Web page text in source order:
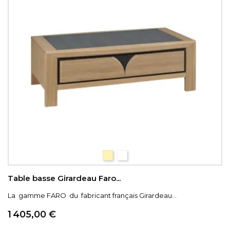
Table basse Girardeau Faro...
La gamme FARO du fabricant français Girardeau...
Prix
1 405,00 €